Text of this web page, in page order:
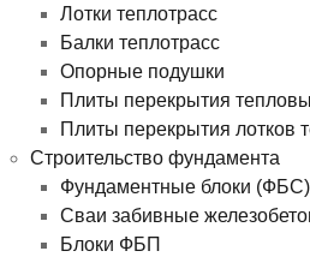
Лотки теплотрасс
Балки теплотрасс
Опорные подушки
Плиты перекрытия
Плиты перекрытия лотков
Строительство фундамента
Фундаментные блоки (ФБС)
Сваи забивные
Блоки ФБП